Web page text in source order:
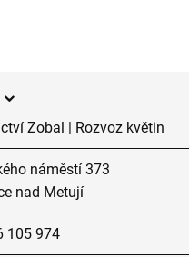
Zobal | Rozvoz květin
náměstí 373
nad Metují
105 974